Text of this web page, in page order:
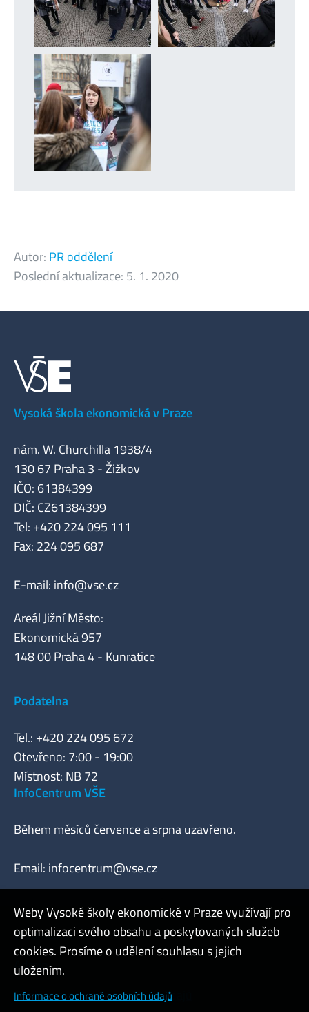
Autor: PR oddělení
Poslední aktualizace: 5. 1. 2020
Vysoká škola ekonomická v Praze
nám. W. Churchilla 1938/4
130 67 Praha 3 - Žižkov
IČO: 61384399
DIČ: CZ61384399
Tel: +420 224 095 111
Fax: 224 095 687
E-mail: info@vse.cz
Areál Jižní Město:
Ekonomická 957
148 00 Praha 4 - Kunratice
Podatelna
Tel.: +420 224 095 672
Otevřeno: 7:00 - 19:00
Místnost: NB 72
InfoCentrum VŠE
Během měsíců července a srpna uzavřeno.
Email: infocentrum@vse.cz
Webmaster
Admin
Cookies a ochrana osobních údajů
Weby Vysoké školy ekonomické v Praze využívají pro
optimalizaci svého obsahu a poskytovaných služeb
cookies. Prosíme o udělení souhlasu s jejich
uložením.
Informace o ochraně osobních údajů